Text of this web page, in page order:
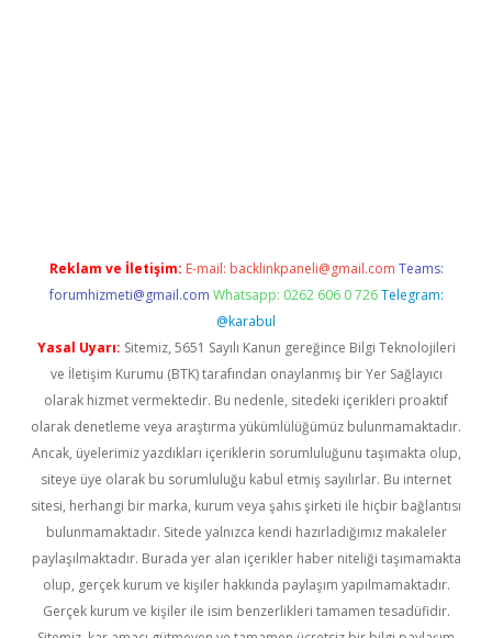
Reklam ve İletişim: E-mail: backlinkpaneli@gmail.com Teams:
forumhizmeti@gmail.com Whatsapp: 0262 606 0 726 Telegram:
@karabul
Yasal Uyarı: Sitemiz, 5651 Sayılı Kanun gereğince Bilgi Teknolojileri
ve İletişim Kurumu (BTK) tarafından onaylanmış bir Yer Sağlayıcı
olarak hizmet vermektedir. Bu nedenle, sitedeki içerikleri proaktif
olarak denetleme veya araştırma yükümlülüğümüz bulunmamaktadır.
Ancak, üyelerimiz yazdıkları içeriklerin sorumluluğunu taşımakta olup,
siteye üye olarak bu sorumluluğu kabul etmiş sayılırlar. Bu internet
sitesi, herhangi bir marka, kurum veya şahıs şirketi ile hiçbir bağlantısı
bulunmamaktadır. Sitede yalnızca kendi hazırladığımız makaleler
paylaşılmaktadır. Burada yer alan içerikler haber niteliği taşımamakta
olup, gerçek kurum ve kişiler hakkında paylaşım yapılmamaktadır.
Gerçek kurum ve kişiler ile isim benzerlikleri tamamen tesadüfidir.